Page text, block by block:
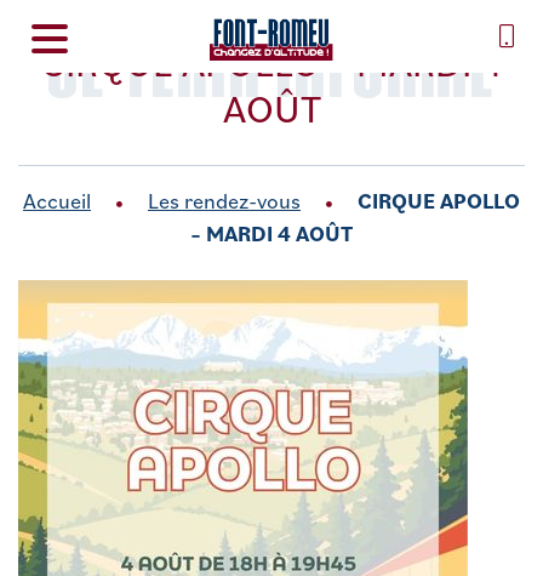
SE TENIR INFORMÉ
CIRQUE APOLLO – MARDI 4
AOÛT
Accueil Les rendez-vous
CIRQUE APOLLO
– MARDI 4 AOÛT